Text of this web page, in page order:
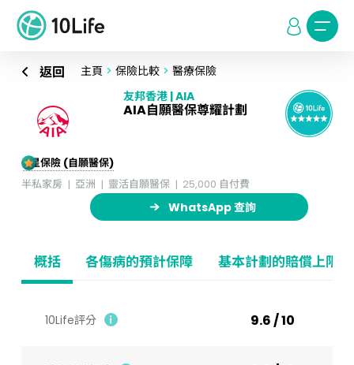
返回 主頁 > 保險比較> 醫療保險
友邦香港 | AIA
AIA自願醫保尊耀計劃
5星保險 (自願醫保)
半私家房
亞洲 靈活自願醫保 25,000 自付費
WhatsApp 查詢
概括 各傷病的預計保障 基本計劃的賠償上限
10Life評分 9.6 / 10